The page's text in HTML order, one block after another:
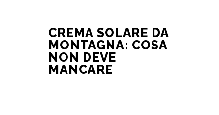
CREMA SOLARE DA
MONTAGNA: COSA
NON DEVE
MANCARE